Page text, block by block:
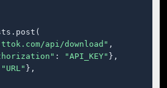
api/download" ,
: "API_KEY" },
"URL" },